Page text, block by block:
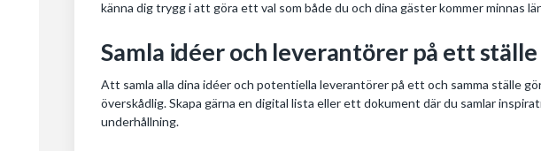
känna dig trygg i att göra ett val som både du och dina gäster kommer minnas
Samla idéer och leverantörer på ett ställe
Att samla alla dina idéer och potentiella leverantörer på ett och samma ställe
överskådlig. Skapa gärna en digital lista eller ett dokument där du samlar
underhållning.